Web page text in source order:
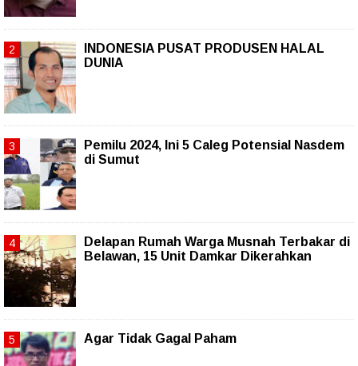
INDONESIA PUSAT PRODUSEN HALAL
DUNIA
Pemilu 2024, Ini 5 Caleg Potensial Nasdem
di Sumut
Delapan Rumah Warga Musnah Terbakar di
Belawan, 15 Unit Damkar Dikerahkan
Agar Tidak Gagal Paham